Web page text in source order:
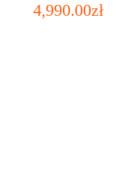
4,990.00zł